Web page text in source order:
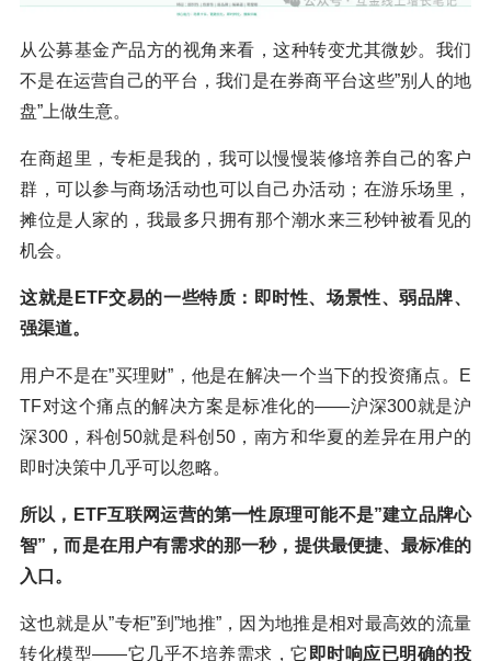
从公募基金产品方的视角来看，这种转变尤其微妙。我们
不是在运营自己的平台，我们是在券商平台这些”别人的地
盘”上做生意。
在商超里，专柜是我的，我可以慢慢装修培养自己的客户
群，可以参与商场活动也可以自己办活动；在游乐场里，
摊位是人家的，我最多只拥有那个潮水来三秒钟被看见的
机会。
这就是ETF交易的一些特质：即时性、场景性、弱品牌、
强渠道。
用户不是在”买理财”，他是在解决一个当下的投资痛点。E
TF对这个痛点的解决方案是标准化的——沪深300就是沪
深300，科创50就是科创50，南方和华夏的差异在用户的
即时决策中几乎可以忽略。
所以，ETF互联网运营的第一性原理可能不是”建立品牌心
智”，而是在用户有需求的那一秒，提供最便捷、最标准的
入口。
这也就是从”专柜”到”地推”，因为地推是相对最高效的流量
转化模型——它几乎不培养需求，它 即时响应已明确的投